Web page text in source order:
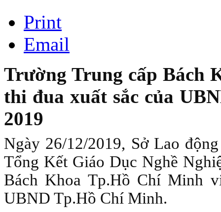
Print
Email
Trường Trung cấp Bách
thi đua xuất sắc của
2019
Ngày 26/12/2019, Sở Lao
Tổng Kết Giáo Dục Nghề
Bách Khoa Tp.Hồ Chí Minh
UBND Tp.Hồ Chí Minh.